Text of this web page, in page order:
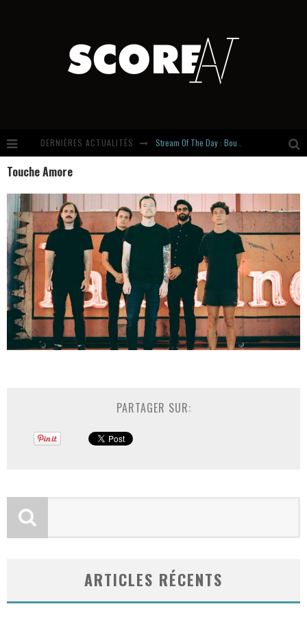
DERNIÈRES ACTUALITÉS
Hardcore, Actually. Meet Cút Lộn
Introducing Newcomer : Gudewife
Touche Amore
PARTAGER SUR:
ARTICLES RÉCENTS